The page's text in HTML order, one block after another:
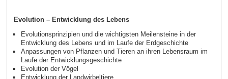
Evolution – Entwicklung des Lebens
Evolutionsprinzipien und die wichtigsten Meilensteine in der
Entwicklung des Lebens und im Laufe der Erdgeschichte
Anpassungen von Pflanzen und Tieren an ihren Lebensraum im
Laufe der Entwicklungsgeschichte
Evolution der Vögel
Entwicklung der Landwirbeltiere